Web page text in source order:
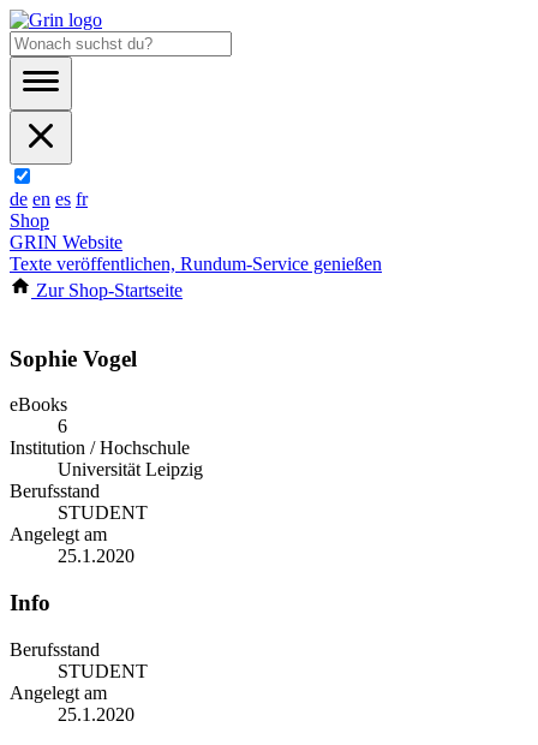
de en es fr
Shop
GRIN Website
Texte veröffentlichen, Rundum-Service genießen
Zur Shop-Startseite
Sophie Vogel
eBooks
6
Institution / Hochschule
Universität Leipzig
Berufsstand
STUDENT
Angelegt am
25.1.2020
Info
Berufsstand
STUDENT
Angelegt am
25.1.2020